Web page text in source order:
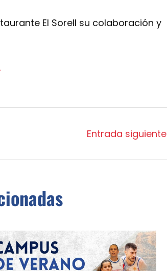
El Sorell su colaboración y
Entrada siguiente